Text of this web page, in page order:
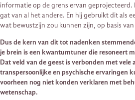
informatie op de grens ervan
gat van al het andere. En hij gebruikt dit als
wat bewustzijn zou kunnen zijn, op basis
Dus de kern van dit tot nadenken
je brein is een kwantumtuner die resoneert
Dat veld van de geest is verbonden met vele
transpersoonlijke en psychische ervaringen
voorheen nog niet konden verklaren met
wetenschap.